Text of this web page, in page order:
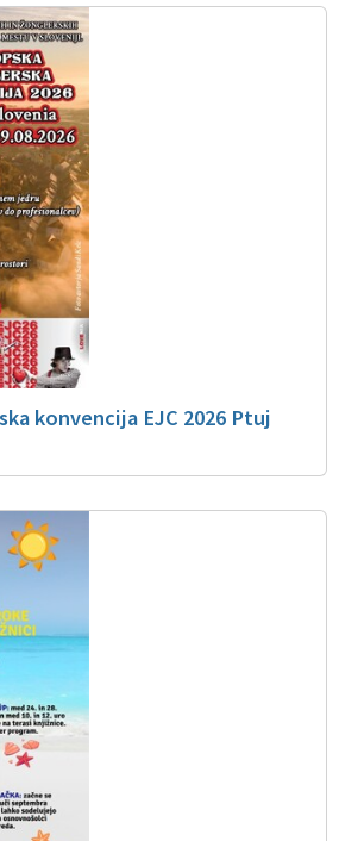
konvencija EJC 2026 Ptuj